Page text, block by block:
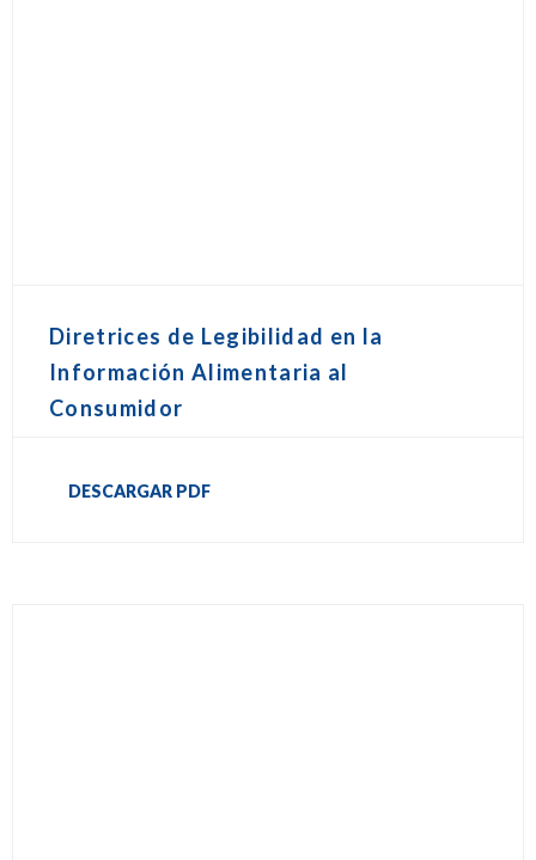
Diretrices de Legibilidad en la
Información Alimentaria al
Consumidor
DESCARGAR PDF